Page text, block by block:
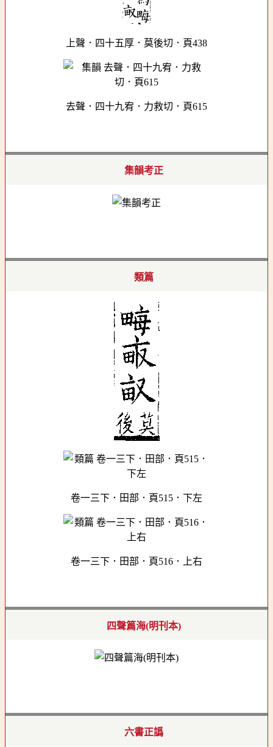
上聲．四十五厚．莫後切．頁438
去聲．四十九宥．力救切．頁615
集韻考正
類篇
卷一三下．田部．頁515．下左
卷一三下．田部．頁516．上右
四聲篇海(明刊本)
六書正譌